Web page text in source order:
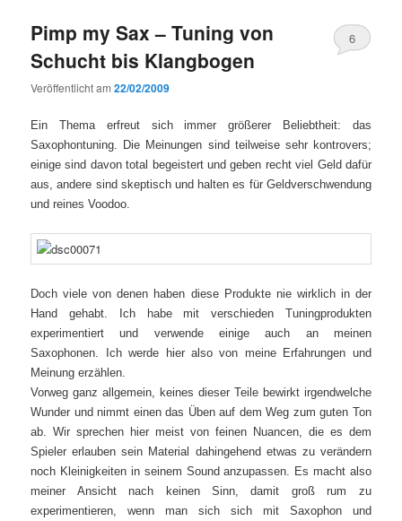
Pimp my Sax – Tuning von
Schucht bis Klangbogen
Veröffentlicht am22/02/2009
6
Ein Thema erfreut sich immer größerer Beliebtheit: das
Saxophontuning. Die Meinungen sind teilweise sehr kontrovers;
einige sind davon total begeistert und geben recht viel Geld dafür
aus, andere sind skeptisch und halten es für Geldverschwendung
und reines Voodoo.
Doch viele von denen haben diese Produkte nie wirklich in der
Hand gehabt. Ich habe mit verschieden Tuningprodukten
experimentiert und verwende einige auch an meinen
Saxophonen. Ich werde hier also von meine Erfahrungen und
Meinung erzählen.
Vorweg ganz allgemein, keines dieser Teile bewirkt irgendwelche
Wunder und nimmt einen das Üben auf dem Weg zum guten Ton
ab. Wir sprechen hier meist von feinen Nuancen, die es dem
Spieler erlauben sein Material dahingehend etwas zu verändern
noch Kleinigkeiten in seinem Sound anzupassen. Es macht also
meiner Ansicht nach keinen Sinn, damit groß rum zu
experimentieren, wenn man sich sich mit Saxophon und